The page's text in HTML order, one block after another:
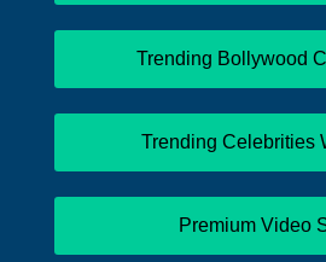
Trending Bollywood
Trending Celebrities
Premium Video